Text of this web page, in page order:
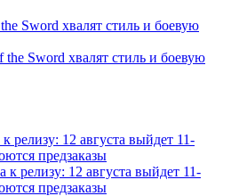
Sword хвалят стиль и боевую
Sword хвалят стиль и боевую
релизу: 12 августа выйдет 11-
предзаказы
к релизу: 12 августа выйдет 11-
предзаказы